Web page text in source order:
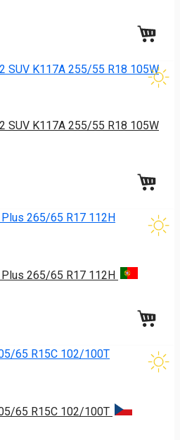
SUV K117A 255/55 R18 105W
Plus 265/65 R17 112H
65 R15C 102/100T